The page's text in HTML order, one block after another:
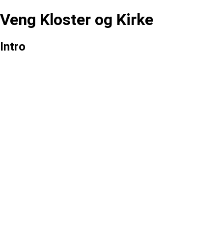
Veng Kloster og Kirke
Intro